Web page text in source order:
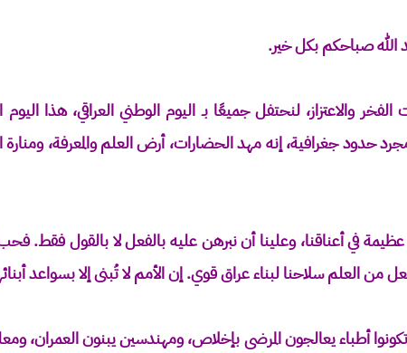
الله صباحكم بكل خير.
والاعتزاز، لنحتفل جميعًا بـ اليوم الوطني العراقي، هذا
حدود جغرافية، إنه مهد الحضارات، أرض العلم والمعرفة، ومنارة
عظيمة في أعناقنا، وعلينا أن نبرهن عليه بالفعل لا بالقول
من العلم سلاحنا لبناء عراق قوي. إن الأمم لا تُبنى إلا بسواعد
تكونوا أطباء يعالجون المرضى بإخلاص، ومهندسين يبنون العمران،